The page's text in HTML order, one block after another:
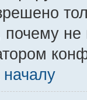
почему
началу